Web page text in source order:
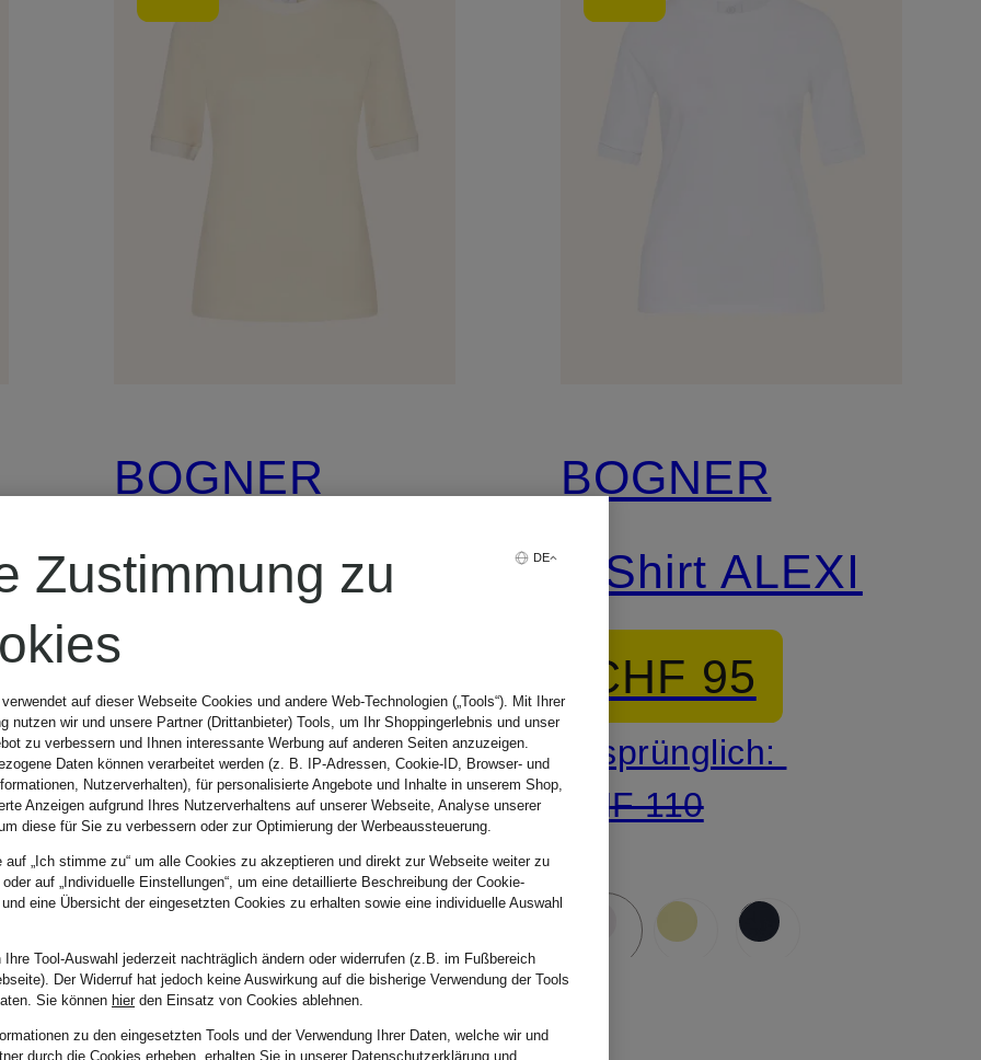
BOGNER
T-Shirt ALEXI
Ursprünglich:
CHF 110
BOGNER
T-Shirt ALEXI
CHF 95
Ursprünglich:
CHF 110
DE
Zustimmung zu
auf dieser Webseite Cookies und andere Web-Technologien („Tools“). Mit Ihrer
nutzen wir und unsere Partner (Drittanbieter) Tools, um Ihr Shoppingerlebnis und unser
zu verbessern und Ihnen interessante Werbung auf anderen Seiten anzuzeigen.
Daten können verarbeitet werden (z. B. IP-Adressen, Cookie-ID, Browser- und
Nutzerverhalten), für personalisierte Angebote und Inhalte in unserem Shop,
Anzeigen aufgrund Ihres Nutzerverhaltens auf unserer Webseite, Analyse unserer
diese für Sie zu verbessern oder zur Optimierung der Werbeaussteuerung.
auf „Ich stimme zu“ um alle Cookies zu akzeptieren und direkt zur Webseite weiter zu
auf „Individuelle Einstellungen“, um eine detaillierte Beschreibung der Cookie-
eine Übersicht der eingesetzten Cookies zu erhalten sowie eine individuelle Auswahl
Ihre Tool-Auswahl jederzeit nachträglich ändern oder widerrufen (z.B. im Fußbereich
Der Widerruf hat jedoch keine Auswirkung auf die bisherige Verwendung der Tools
Sie können hierden Einsatz von Cookies ablehnen.
zu den eingesetzten Tools und der Verwendung Ihrer Daten, welche wir und
durch die Cookies erheben, erhalten Sie in unserer Datenschutzerklärung und